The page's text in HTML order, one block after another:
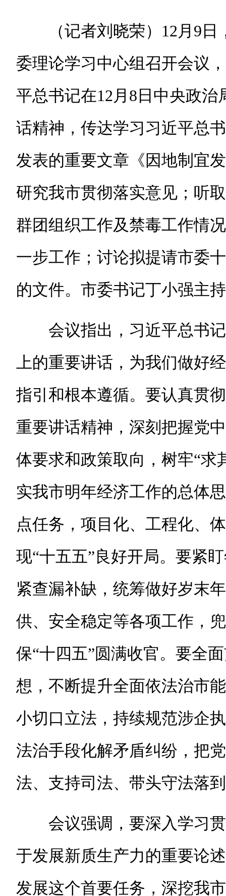
（记者刘晓荣）12月9日
委理论学习中心组召开会议
平总书记在12月8日中央政治
话精神，传达学习习近平总
发表的重要文章《因地制宜
研究我市贯彻落实意见；听
群团组织工作及禁毒工作情
一步工作；讨论拟提请市委
的文件。市委书记丁小强主
会议指出，习近平总书记
上的重要讲话，为我们做好
指引和根本遵循。要认真贯
重要讲话精神，深刻把握党
体要求和政策取向，树牢“求
实我市明年经济工作的总体
点任务，项目化、工程化、
现“十五五”良好开局。要紧
紧查漏补缺，统筹做好岁末
供、安全稳定等各项工作，
保“十四五”圆满收官。要全
想，不断提升全面依法治市
小切口立法，持续规范涉企
法治手段化解矛盾纠纷，把
法、支持司法、带头守法落
会议强调，要深入学习贯
于发展新质生产力的重要论
发展这个首要任务，深挖我